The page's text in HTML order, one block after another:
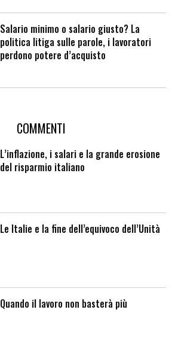
Salario minimo o salario giusto? La
politica litiga sulle parole, i lavoratori
perdono potere d’acquisto
COMMENTI
L’inflazione, i salari e la grande erosione
del risparmio italiano
Le Italie e la fine dell’equivoco dell’Unità
Quando il lavoro non basterà più